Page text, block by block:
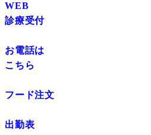
WEB
診療受付
お電話は
こちら
フード注文
出勤表